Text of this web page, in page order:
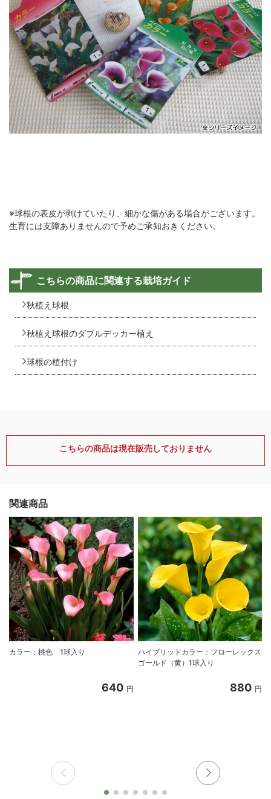
※球根の表皮が剥けていたり、細かな傷がある場合がございます。
生育には支障ありませんので予めご承知おきください。
こちらの商品に関連する栽培ガイド
秋植え球根
秋植え球根のダブルデッカー植え
球根の植付け
こちらの商品は現在販売しておりません
関連商品
カラー：桃色 1球入り
640 円
ハイブリッドカラー：フローレックス
ゴールド（黄）1球入り
880 円